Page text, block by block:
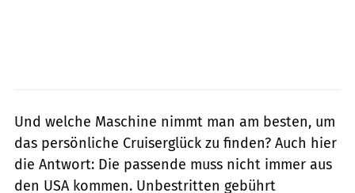
Und welche Maschine nimmt man am besten, um
das persönliche Cruiserglück zu finden? Auch hier
die Antwort: Die passende muss nicht immer aus
den USA kommen. Unbestritten gebührt